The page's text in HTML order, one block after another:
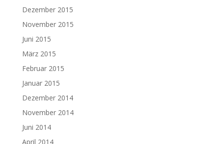
Dezember 2015
November 2015
Juni 2015
März 2015
Februar 2015
Januar 2015
Dezember 2014
November 2014
Juni 2014
April 2014